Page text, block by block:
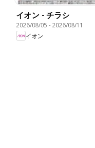
イオン - チラシ
2026/08/05 -2026/08/11
イオン